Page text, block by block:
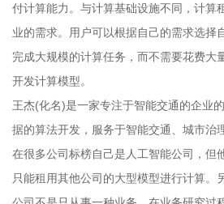
付计算能力。与计算基础设施不同，计算
业的需求。用户可以根据自己的需求选择
完成大规模的计算任务，而不需要花费大
开发计算模型。
王杰(化名)是一家专注于智能交通的企业
据的算法开发，服务于智能交通、城市治
在很多公司标榜自己是人工智能公司，但
只能租用其他公司的大型模型进行计算。